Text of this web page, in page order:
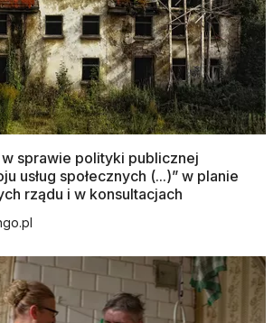
w sprawie polityki publicznej
usług społecznych (...)” w planie
rządu i w konsultacjach